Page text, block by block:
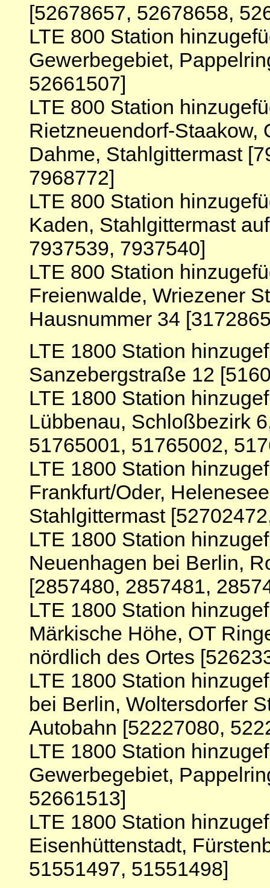
[52678657, 52678658,
LTE 800 Station
Gewerbegebiet,
52661507]
LTE 800 Station
Rietzneuendorf-Staakow,
Dahme, Stahlgittermast
7968772]
LTE 800 Station
Kaden, Stahlgittermast
7937539, 7937540]
LTE 800 Station
Freienwalde, Wriezener
Hausnummer 34
LTE 1800 Station
Sanzebergstraße 12
LTE 1800 Station
Lübbenau, Schloßbezirk
51765001, 51765002,
LTE 1800 Station
Frankfurt/Oder,
Stahlgittermast
LTE 1800 Station
Neuenhagen bei Berlin,
[2857480, 2857481,
LTE 1800 Station
Märkische Höhe, OT
nördlich des Ortes
LTE 1800 Station
bei Berlin, Woltersdorfer
Autobahn [52227080,
LTE 1800 Station
Gewerbegebiet,
52661513]
LTE 1800 Station
Eisenhüttenstadt,
51551497, 51551498]